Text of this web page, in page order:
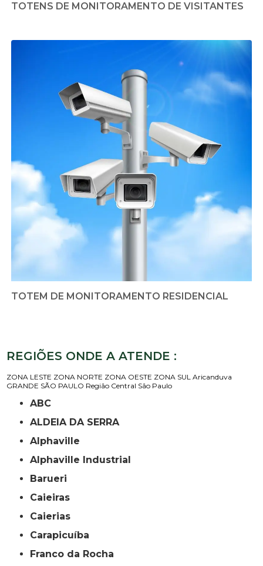
TOTENS DE MONITORAMENTO DE VISITANTES
TOTEM DE MONITORAMENTO RESIDENCIAL
REGIÕES ONDE A ATENDE :
ZONA LESTE ZONA NORTE ZONA OESTE ZONA SUL Aricanduva
GRANDE SÃO PAULO Região Central São Paulo
ABC
ALDEIA DA SERRA
Alphaville
Alphaville Industrial
Barueri
Caieiras
Caierias
Carapicuíba
Franco da Rocha